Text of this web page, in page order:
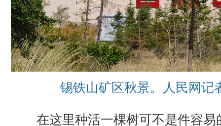
锡铁山矿区秋景。人民网记
在这里种活一棵树可不是件容易